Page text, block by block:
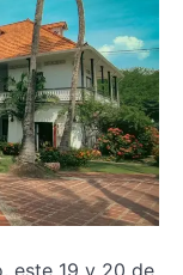
este 19 y 20 de